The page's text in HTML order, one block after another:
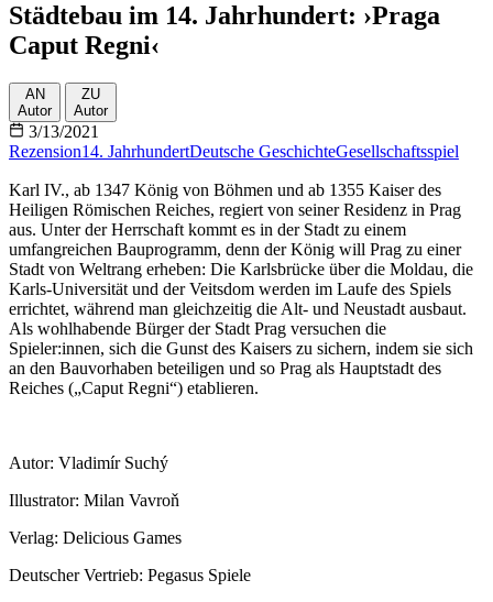
Städtebau im 14. Jahrhundert: ›Praga
Caput Regni‹
AN
Autor
ZU
Autor
3/13/2021
Rezension14. JahrhundertDeutsche GeschichteGesellschaftsspiel
Karl IV., ab 1347 König von Böhmen und ab 1355 Kaiser des
Heiligen Römischen Reiches, regiert von seiner Residenz in Prag
aus. Unter der Herrschaft kommt es in der Stadt zu einem
umfangreichen Bauprogramm, denn der König will Prag zu einer
Stadt von Weltrang erheben: Die Karlsbrücke über die Moldau, die
Karls-Universität und der Veitsdom werden im Laufe des Spiels
errichtet, während man gleichzeitig die Alt- und Neustadt ausbaut.
Als wohlhabende Bürger der Stadt Prag versuchen die
Spieler:innen, sich die Gunst des Kaisers zu sichern, indem sie sich
an den Bauvorhaben beteiligen und so Prag als Hauptstadt des
Reiches („Caput Regni“) etablieren.
Autor: Vladimír Suchý
Illustrator: Milan Vavroň
Verlag: Delicious Games
Deutscher Vertrieb: Pegasus Spiele